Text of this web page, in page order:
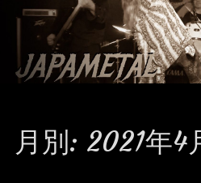
月別: 2021年4